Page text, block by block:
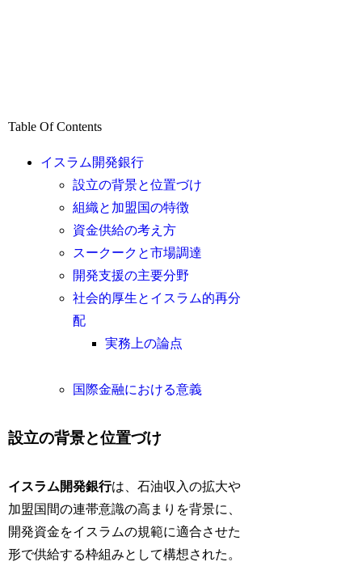
Table Of Contents
イスラム開発銀行
設立の背景と位置づけ
組織と加盟国の特徴
資金供給の考え方
スークークと市場調達
開発支援の主要分野
社会的厚生とイスラム的再分
配
実務上の論点
国際金融における意義
設立の背景と位置づけ
イスラム開発銀行は、石油収入の拡大や
加盟国間の連帯意識の高まりを背景に、
開発資金をイスラムの規範に適合させた
形で供給する枠組みとして構想された。